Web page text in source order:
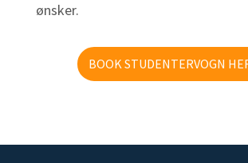
ønsker.
BOOK STUDENTERVOGN